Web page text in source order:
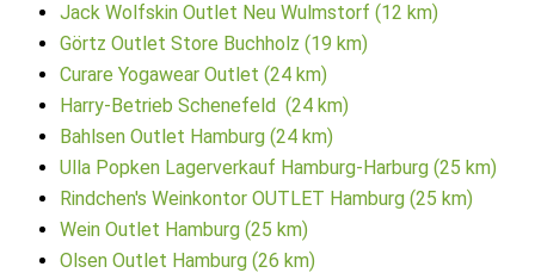
Jack Wolfskin Outlet Neu Wulmstorf (12 km)
Görtz Outlet Store Buchholz (19 km)
Curare Yogawear Outlet (24 km)
Harry-Betrieb Schenefeld (24 km)
Bahlsen Outlet Hamburg (24 km)
Ulla Popken Lagerverkauf Hamburg-Harburg (25 km)
Rindchen's Weinkontor OUTLET Hamburg (25 km)
Wein Outlet Hamburg (25 km)
Olsen Outlet Hamburg (26 km)